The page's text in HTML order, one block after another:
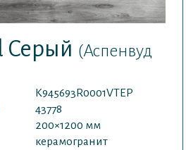
Серый (Аспенвуд
K945693R0001VTEP
43778
200×1200 мм
керамогранит